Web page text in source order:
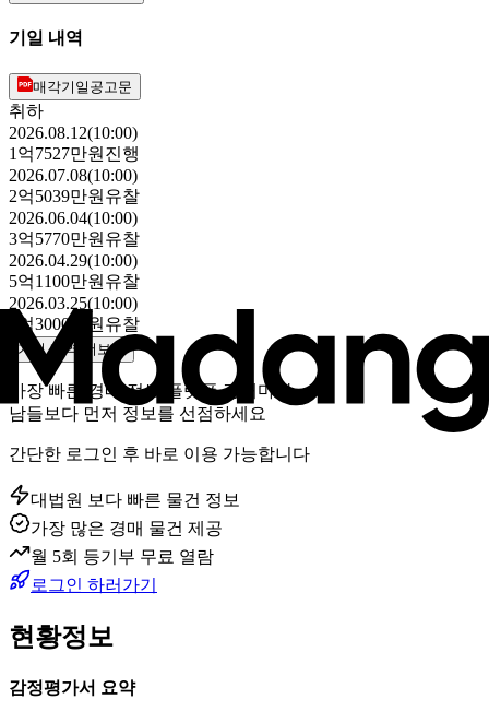
기일 내역
매각기일공고문
취하
2026.08.12(10:00)
1억7527만원 진행
2026.07.08(10:00)
2억5039만원 유찰
2026.06.04(10:00)
3억5770만원 유찰
2026.04.29(10:00)
5억1100만원 유찰
2026.03.25(10:00)
7억3000만원 유찰
기일 내역 더보기
가장 빠른 경매 정보 플랫폼 경매마당
남들보다 먼저 정보를 선점하세요
간단한 로그인 후 바로 이용 가능합니다
대법원 보다 빠른 물건 정보
가장 많은 경매 물건 제공
월 5회 등기부 무료 열람
로그인 하러가기
현황정보
감정평가서 요약